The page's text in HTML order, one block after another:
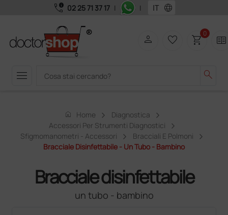
call_quality 02 25 71 37 17 | | language
menu search
person favorite_border shopping_cart0 two_pager
home Home
Diagnostica
Accessori Per Strumenti Diagnostici
Sfigmomanometri - Accessori
Bracciali E Polmoni
Bracciale Disinfettabile - Un Tubo - Bambino
Bracciale disinfettabile
un tubo - bambino